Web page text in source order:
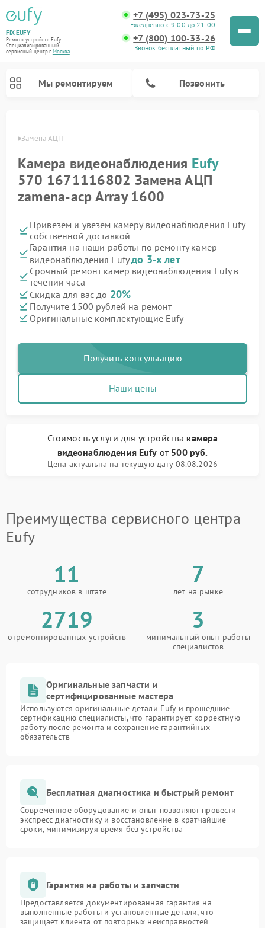
FIX-EUFY
Ремонт устройств Eufy
Специализированный
cервисный центр г.Москва
+7 (495) 023-73-25
Ежедневно с 9:00 до 21:00
+7 (800) 100-33-26
Звонок бесплатный по РФ
Мы ремонтируем Позвонить
Eufy Замена АЦП
Камера видеонаблюдения Eufy
570 1671116802 Замена АЦП
zamena-acp Array 1600
Привезем и увезем камеру видеонаблюдения Eufy
собственной доставкой
Гарантия на наши работы по ремонту камер
видеонаблюдения Eufyдо 3-х лет
Срочный ремонт камер видеонаблюдения Eufy в
течении часа
Скидка для вас до 20%
Получите 1500 рублей на ремонт
Оригинальные комплектующие Eufy
Получить консультацию
Наши цены
Стоимость услугидля устройства камера
видеонаблюдения Eufy от 500 руб.
Цена актуальна на текущую дату 08.08.2026
Преимущества сервисного центра
Eufy
11
сотрудников в штате
7
лет на рынке
2719
отремонтированных устройств
3
минимальный опыт работы
специалистов
Оригинальные запчасти и
сертифицированные мастера
Используются оригинальные детали Eufy и прошедшие
сертификацию специалисты, что гарантирует корректную
работу после ремонта и сохранение гарантийных
обязательств
Бесплатная диагностика и быстрый ремонт
Современное оборудование и опыт позволяют провести
экспресс-диагностику и восстановление в кратчайшие
сроки, минимизируя время без устройства
Гарантия на работы и запчасти
Предоставляется документированная гарантия на
выполненные работы и установленные детали, что
защищает клиента от повторных неисправностей